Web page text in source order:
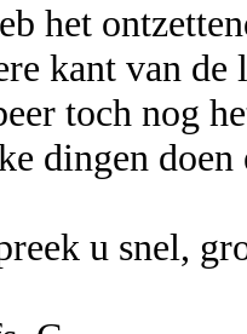
het
kant van
toch nog
dingen
u snel,